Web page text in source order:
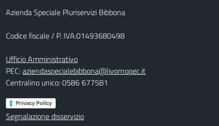
Azienda Speciale Pluriservizi Bibbona
Codice fiscale / P. IVA:01493680498
Ufficio Amministrativo
PEC:aziendaspecialebibbona@livornopec.it
Centralino unico: 0586 677581
Privacy Policy
Segnalazione disservizio